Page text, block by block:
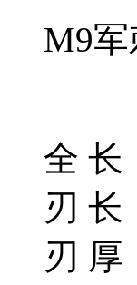
M9军
全 长
刃 长
刃 厚